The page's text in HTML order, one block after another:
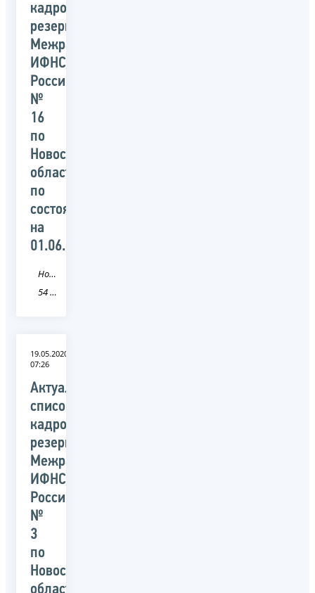
кадровый
резерв
Межрайонной
ИФНС
России
№
16
по
Новосибирской
области
по
состоянию
на
01.06.2020
Новость
54 Новосибирская область
19.05.2020
07:26
Актуальный
список
кадрового
резерва
Межрайонной
ИФНС
России
№
3
по
Новосибирской